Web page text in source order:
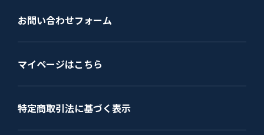
お問い合わせフォーム
マイページはこちら
特定商取引法に基づく表示